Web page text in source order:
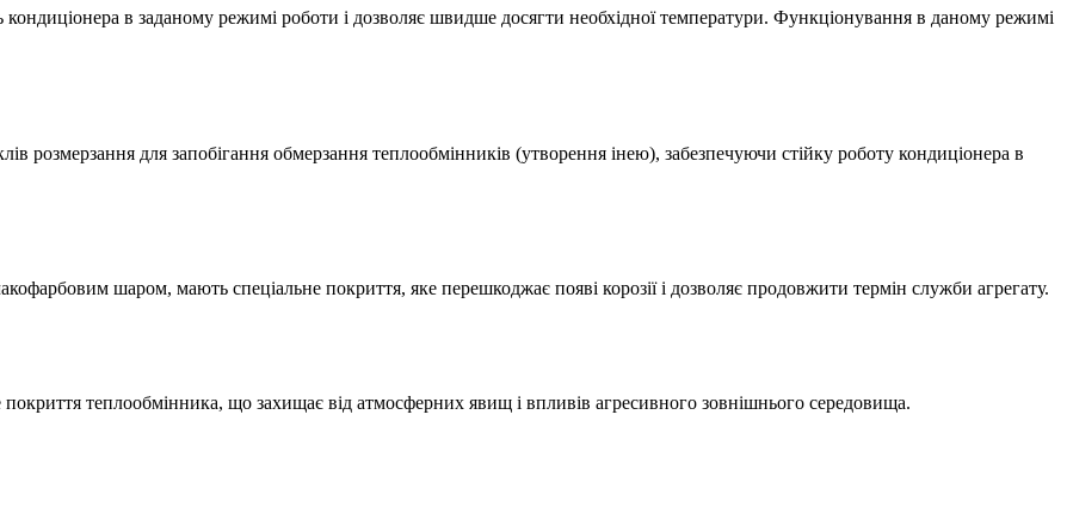
в заданому режимі роботи і дозволяє швидше досягти необхідної температури. Функціонування в даному режимі
розмерзання для запобігання обмерзання теплообмінників (утворення інею), забезпечуючи стійку роботу кондиціонера в
шаром, мають спеціальне покриття, яке перешкоджає появі корозії і дозволяє продовжити термін служби агрегату.
покриття теплообмінника, що захищає від атмосферних явищ і впливів агресивного зовнішнього середовища.